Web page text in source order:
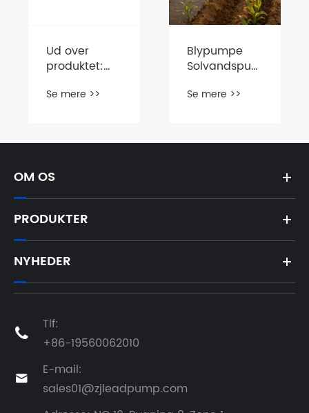
Blypumpe
Solvandspumper
Forhandlervejledning
Se mere >>
om 40HQ-
med
Se mere >>
OM OS
PRODUKTER
NYHEDER

Tlf:
+86-19560062010

E-mail:
sales01@zjleadpump.com